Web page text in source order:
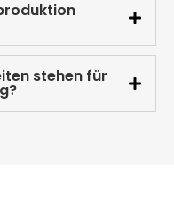
stehen für